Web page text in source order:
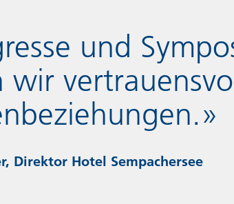
und
wir
Direktor Hotel Sempachersee